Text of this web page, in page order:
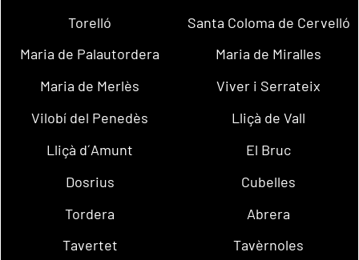
Torelló
Santa Coloma de Cervelló
Maria de Palautordera
Maria de Miralles
Maria de Merlès
Viver i Serrateix
Vilobí del Penedès
Lliçà de Vall
Lliçà d´Amunt
El Bruc
Dosrius
Cubelles
Tordera
Abrera
Tavertet
Tavèrnoles